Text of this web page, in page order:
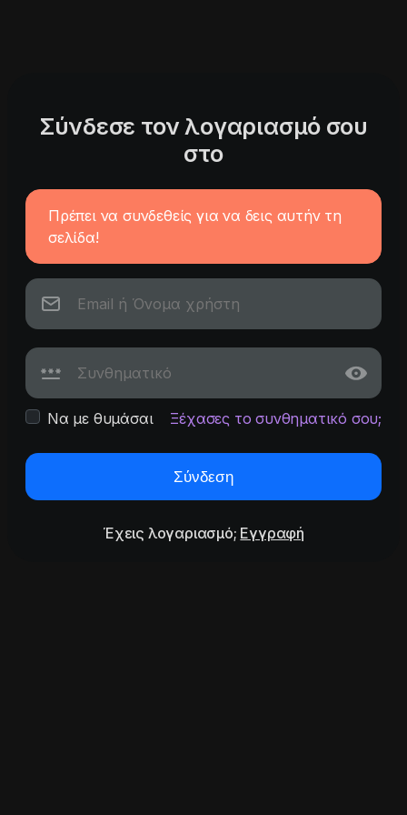
Σύνδεσε τον λογαριασμό σου
στο
Πρέπει να συνδεθείς για να δεις αυτήν τη
σελίδα!
Να με θυμάσαι Ξέχασες το συνθηματικό σου;
Σύνδεση
Έχεις λογαριασμό; Εγγραφή